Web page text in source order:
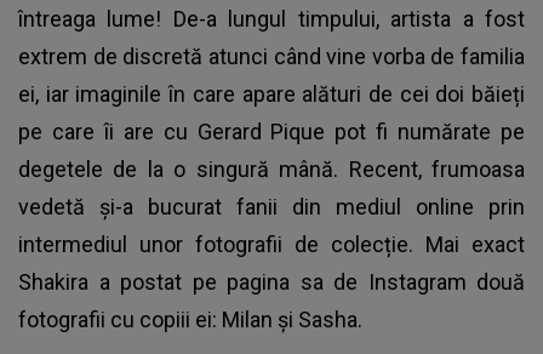
întreaga lume! De-a lungul timpului, artista a fost
extrem de discretă atunci când vine vorba de familia
ei, iar imaginile în care apare alături de cei doi băieți
pe care îi are cu Gerard Pique pot fi numărate pe
degetele de la o singură mână. Recent, frumoasa
vedetă și-a bucurat fanii din mediul online prin
intermediul unor fotografii de colecție. Mai exact
Shakira a postat pe pagina sa de Instagram două
fotografii cu copiii ei: Milan și Sasha.